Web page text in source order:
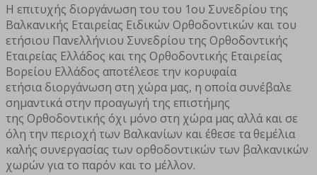
Η επιτυχής διοργάνωση του του 1ου Συνεδρίου της
Βαλκανικής Εταιρείας Ειδικών Ορθοδοντικών και του
ετήσιου Πανελλήνιου Συνεδρίου της Ορθοδοντικής
Εταιρείας Ελλάδος και της Ορθοδοντικής Εταιρείας
Βορείου Ελλάδος αποτέλεσε την κορυφαία
ετήσια διοργάνωση στη χώρα μας, η οποία συνέβαλε
σημαντικά στην προαγωγή της επιστήμης
της Ορθοδοντικής όχι μόνο στη χώρα μας αλλά και σε
όλη την περιοχή των Βαλκανίων και έθεσε τα θεμέλια
καλής συνεργασίας των ορθοδοντικών των βαλκανικών
χωρών για το παρόν και το μέλλον.